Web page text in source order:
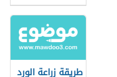
طريقة زراعة الورد